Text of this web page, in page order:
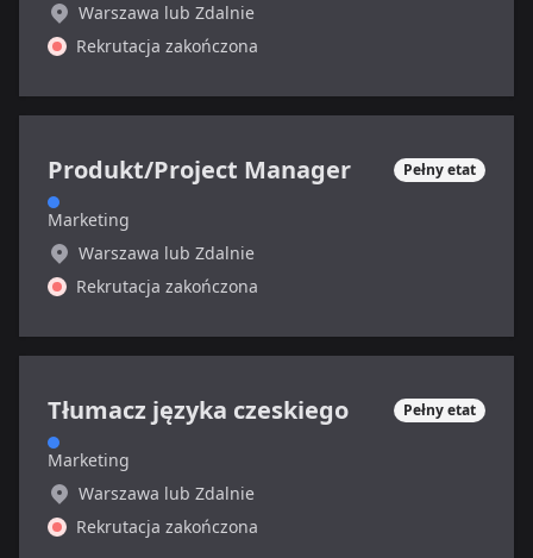
Warszawa lub Zdalnie
Rekrutacja zakończona
Produkt/Project Manager Pełny etat
Marketing
Warszawa lub Zdalnie
Rekrutacja zakończona
Tłumacz języka czeskiego Pełny etat
Marketing
Warszawa lub Zdalnie
Rekrutacja zakończona